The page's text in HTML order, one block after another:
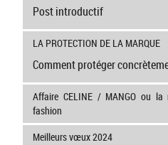
Post introductif
LA PROTECTION DE LA MARQUE
Comment protéger
Affaire CELINE / MANGO ou
fashion
Meilleurs vœux 2024